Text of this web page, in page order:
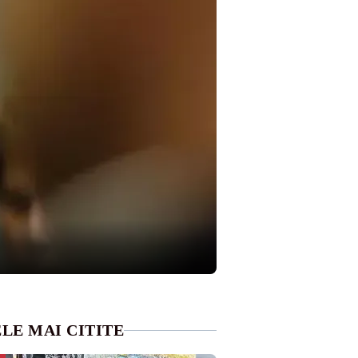
MAI CITITE